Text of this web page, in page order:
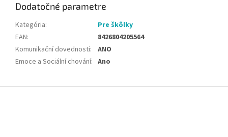
Dodatočné parametre
Kategória:
Pre škôlky
EAN:
8426804205564
Komunikační dovednosti:
ANO
Emoce a Sociální chování: Ano